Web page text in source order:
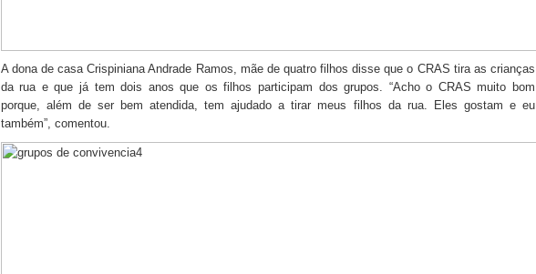
A dona de casa Crispiniana Andrade Ramos, mãe de quatro filhos disse que o CRAS tira as crianças
da rua e que já tem dois anos que os filhos participam dos grupos. “Acho o CRAS muito bom
porque, além de ser bem atendida, tem ajudado a tirar meus filhos da rua. Eles gostam e eu
também”, comentou.